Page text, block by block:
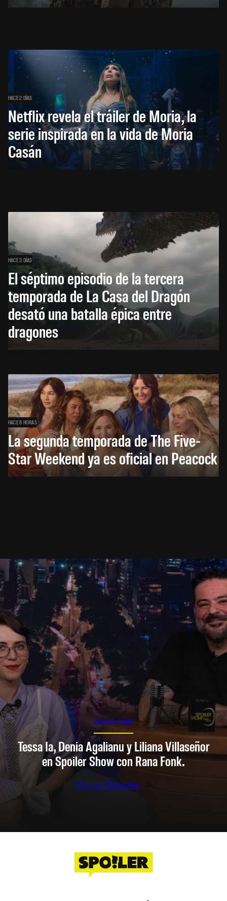
HACE 2 DÍAS
Netflix revela el tráiler de Moria, la
serie inspirada en la vida de Moria
Casán
HACE 3 DÍAS
El séptimo episodio de la tercera
temporada de La Casa del Dragón
desató una batalla épica entre
dragones
HACE 6 HORAS
La segunda temporada de The Five-
Star Weekend ya es oficial en Peacock
SPOILER SHOW
Tessa Ia, Denia Agalianu y Liliana Villaseñor
en Spoiler Show con Rana Fonk.
Ver en Youtube